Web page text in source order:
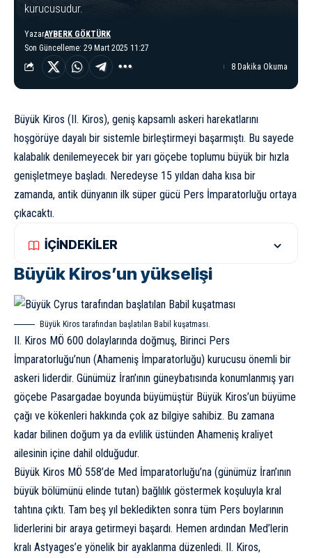
kurucusudur.
Son Güncelleme: 29 Mart 2025 11:27
YazarAYBERK GÖKTÜRK
8 Dakika Okuma
Büyük Kiros (II. Kiros), geniş kapsamlı askeri harekatlarını
hoşgörüye dayalı bir sistemle birleştirmeyi başarmıştı. Bu sayede
kalabalık denilemeyecek bir yarı göçebe toplumu büyük bir hızla
genişletmeye başladı. Neredeyse 15 yıldan daha kısa bir
zamanda, antik dünyanın ilk süper gücü Pers İmparatorluğu ortaya
çıkacaktı.
İÇİNDEKİLER
Büyük Kiros’un yükselişi
Büyük Kiros tarafından başlatılan Babil kuşatması.
II. Kiros MÖ 600 dolaylarında doğmuş, Birinci Pers
İmparatorluğu’nun (Ahameniş İmparatorluğu) kurucusu önemli bir
askeri liderdir. Günümüz İran’ının güneybatısında konumlanmış yarı
göçebe Pasargadae boyunda büyümüştür Büyük Kiros’un büyüme
çağı ve kökenleri hakkında çok az bilgiye sahibiz. Bu zamana
kadar bilinen doğum ya da evlilik üstünden Ahameniş kraliyet
ailesinin içine dahil olduğudur.
Büyük Kiros MÖ 558’de Med İmparatorluğu’na (günümüz İran’ının
büyük bölümünü elinde tutan) bağlılık göstermek koşuluyla kral
tahtına çıktı. Tam beş yıl bekledikten sonra tüm Pers boylarının
liderlerini bir araya getirmeyi başardı. Hemen ardından Med’lerin
kralı Astyages’e yönelik bir ayaklanma düzenledi. II. Kiros,